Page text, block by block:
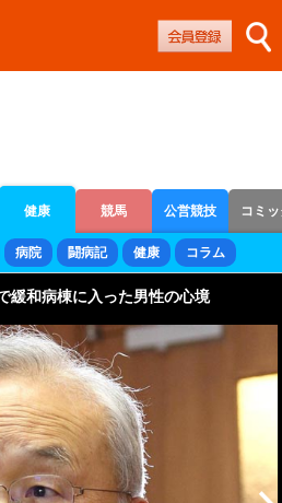
健康 競馬 公営競技 コミ
ース
病院 闘病記 健康 コラム
緩和病棟に入った男性の心境